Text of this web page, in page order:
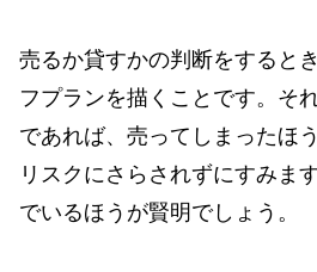
売るか貸すかの判断をすると
フプランを描くことです。そ
であれば、売ってしまったほ
リスクにさらされずにすみま
でいるほうが賢明でしょう。